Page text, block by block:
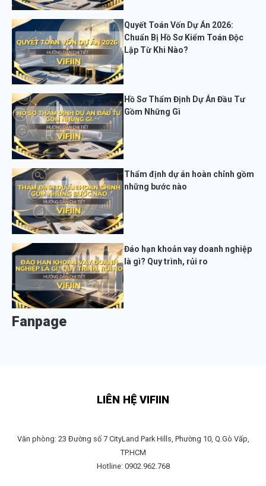
Quyết Toán Vốn Dự Án 2026:
Chuẩn Bị Hồ Sơ Kiểm Toán Độc
Lập Từ Khi Nào?
Hồ Sơ Thẩm Định Dự Án Đầu Tư
Gồm Những Gì
Thẩm định dự án hoàn chỉnh gồm
những bước nào
Đáo hạn khoản vay doanh nghiệp
là gì? Quy trình, rủi ro
Fanpage
LIÊN HỆ VIFIIN
Văn phòng: 23 Đường số 7 CityLand Park Hills, Phường 10, Q.Gò Vấp,
TP.HCM
Hotline: 0902.962.768